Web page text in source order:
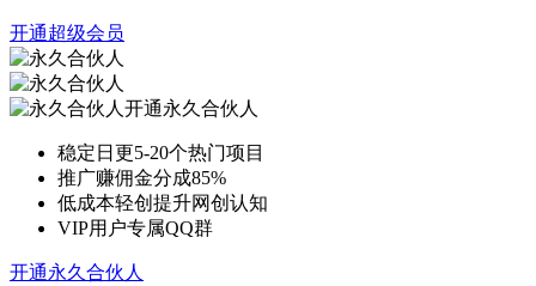
开通超级会员
开通永久合伙人
稳定日更5-20个热门项目
推广赚佣金分成85%
低成本轻创提升网创认知
VIP用户专属QQ群
开通永久合伙人